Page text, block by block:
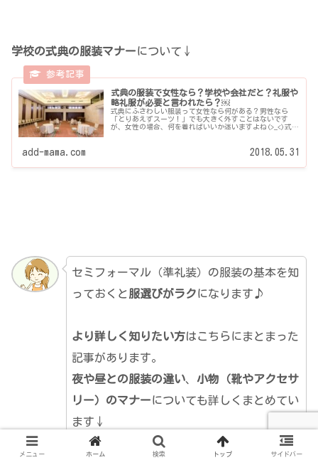
学校の式典の服装マナーについて↓
式典の服装で女性なら？学校や会社だと？礼服や
略礼服が必要と言われたら？￼
式典にふさわしい服装って女性なら何がある？男性なら
「とりあえずスーツ！」でも大きく外すことはないです
が、女性の場合、何を着ればいいか迷いますよね(>_<)式だ
add-mama.com 2018.05.31
セミフォーマル（準礼装）の服装の基本を知
っておくと 服選びがラクになります♪
より詳しく知りたい方はこちらにまとまった
記事があります。
夜や昼との服装の違い、 小物（靴やアクセサ
リー）のマナーについても詳しくまとめてい
ます↓
メニュー ホーム 検索 トップ サイドバー